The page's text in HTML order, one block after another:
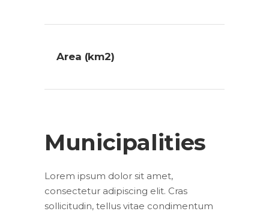
Area (km2)
Municipalities
Lorem ipsum dolor sit amet,
consectetur adipiscing elit. Cras
sollicitudin, tellus vitae condimentum